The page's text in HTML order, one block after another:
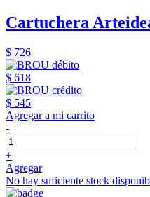
Cartuchera
$ 726
$ 618
$ 545
Agregar a mi carrito
-
+
Agregar
No hay suficiente stock